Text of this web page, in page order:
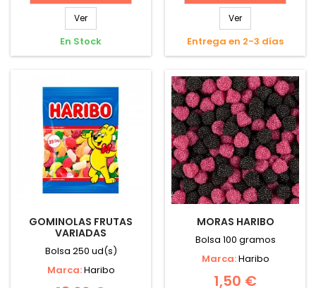
Ver
En Stock
Ver
Entrega en 2-3 días
GOMINOLAS FRUTAS
VARIADAS
Bolsa 250 ud(s)
Marca:Haribo
MORAS HARIBO
Bolsa 100 gramos
Marca:Haribo
1,50 €